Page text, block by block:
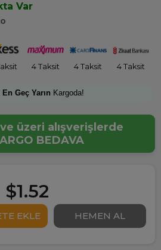
Var
4 Taksit 4 Taksit 4 Taksit
En Geç Yarın Kargoda!
üzeri alışverişlerde
BEDAVA
$1.52